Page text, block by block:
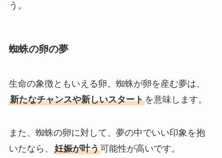
う。
蜘蛛の卵の夢
生命の象徴ともいえる卵。蜘蛛が卵を産む夢は、
新たなチャンスや新しいスタートを意味します。
また、蜘蛛の卵に対して、夢の中でいい印象を抱
いたなら、 妊娠が叶う可能性が高いです。